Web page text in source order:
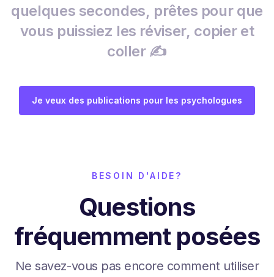
quelques secondes, prêtes pour que
vous puissiez les réviser, copier et
coller ✍️
Je veux des publications pour les psychologues
BESOIN D'AIDE?
Questions
fréquemment posées
Ne savez-vous pas encore comment utiliser